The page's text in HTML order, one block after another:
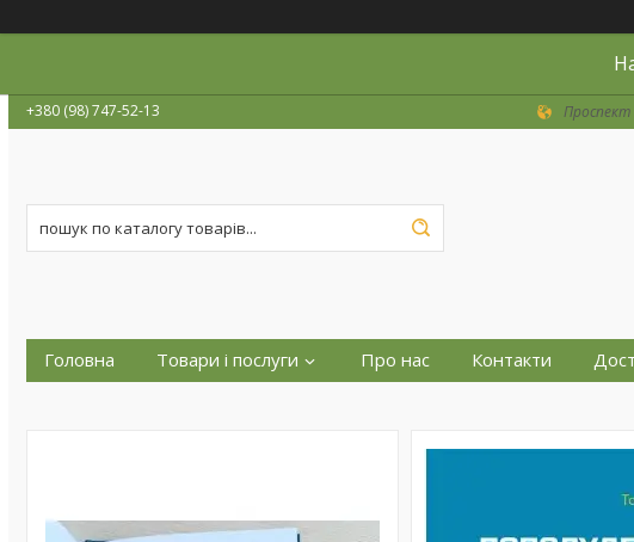
+380 (98) 747-52-13 Проспект
Головна Товари і послуги Про нас Контакти